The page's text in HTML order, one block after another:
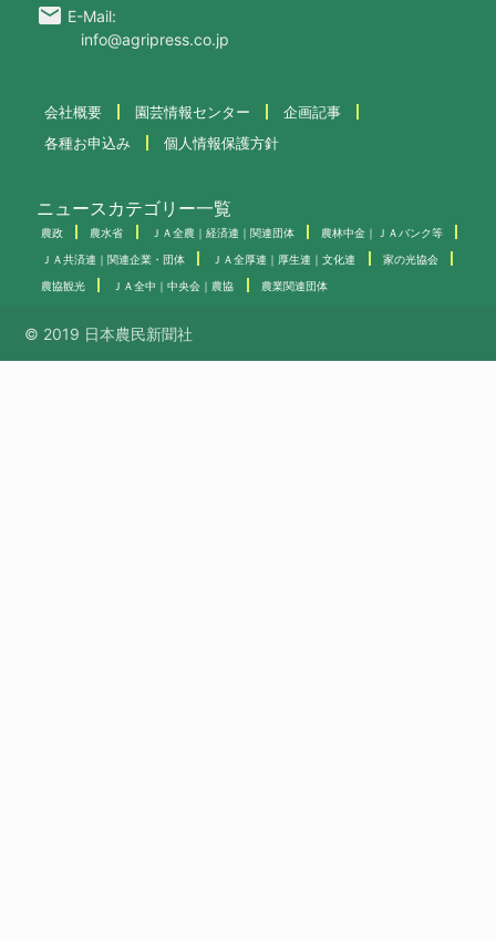
email E-Mail:
info@agripress.co.jp
会社概要 園芸情報センター
企画記事
各種お申込み
個人情報保護方針
ニュースカテゴリー一覧
農政 農水省 ＪＡ全農｜経済連｜関連団体 農林中金｜ＪＡバンク等
ＪＡ共済連｜関連企業・団体 ＪＡ全厚連｜厚生連｜文化連 家の光協会
農協観光 ＪＡ全中｜中央会｜農協 農業関連団体
© 2019 日本農民新聞社